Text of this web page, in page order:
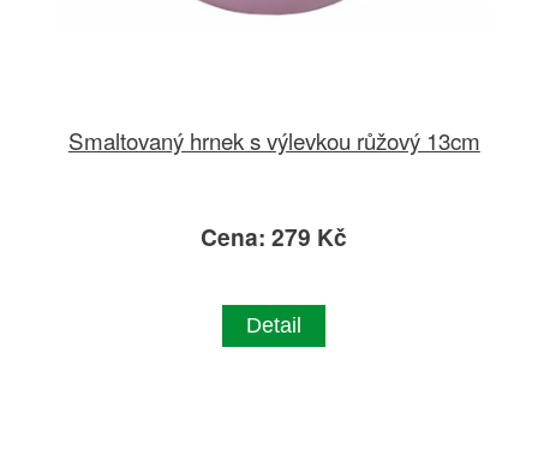
Smaltovaný hrnek s výlevkou růžový 13cm
Cena: 279 Kč
Detail